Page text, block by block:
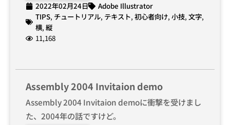
2022年02月24日
Adobe Illustrator
TIPS, チュートリアル, テキスト, 初心者向け, 小技, 文字,
横, 縦
11,168
Assembly 2004 Invitaion demo
Assembly 2004 Invitaion demoに衝撃を受けまし
た、2004年の話ですけど。